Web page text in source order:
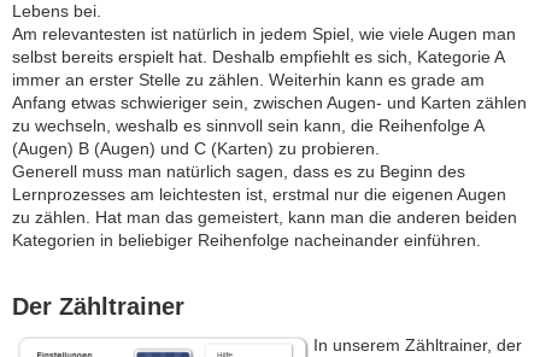
Lebens bei.
Am relevantesten ist natürlich in jedem Spiel, wie viele Augen man
selbst bereits erspielt hat. Deshalb empfiehlt es sich, Kategorie A
immer an erster Stelle zu zählen. Weiterhin kann es grade am
Anfang etwas schwieriger sein, zwischen Augen- und Karten zählen
zu wechseln, weshalb es sinnvoll sein kann, die Reihenfolge A
(Augen) B (Augen) und C (Karten) zu probieren.
Generell muss man natürlich sagen, dass es zu Beginn des
Lernprozesses am leichtesten ist, erstmal nur die eigenen Augen
zu zählen. Hat man das gemeistert, kann man die anderen beiden
Kategorien in beliebiger Reihenfolge nacheinander einführen.
Der Zähltrainer
In unserem Zähltrainer, der